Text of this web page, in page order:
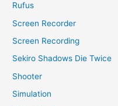
Rufus
Screen Recorder
Screen Recording
Sekiro Shadows Die Twice
Shooter
Simulation